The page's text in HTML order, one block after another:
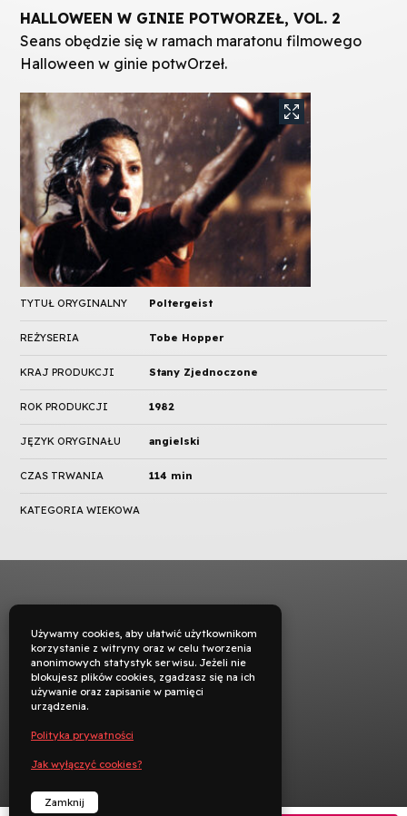
HALLOWEEN W GINIE POTWORZEŁ, VOL. 2
Seans obędzie się w ramach maratonu filmowego
Halloween w ginie potwOrzeł.
TYTUŁ ORYGINALNY Poltergeist
REŻYSERIA Tobe Hopper
KRAJ PRODUKCJI Stany Zjednoczone
ROK PRODUKCJI 1982
JĘZYK ORYGINAŁU angielski
CZAS TRWANIA 114 min
KATEGORIA WIEKOWA
Używamy cookies, aby ułatwić użytkownikom
korzystanie z witryny oraz w celu tworzenia
anonimowych statystyk serwisu. Jeżeli nie
blokujesz plików cookies, zgadzasz się na ich
używanie oraz zapisanie w pamięci
urządzenia.
Polityka prywatności
Jak wyłączyć cookies?
Zamknij